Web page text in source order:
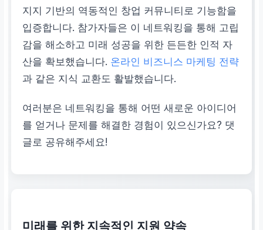
지지 기반의 역동적인 창업 커뮤니티로 기능함을
입증합니다. 참가자들은 이 네트워킹을 통해 고립
감을 해소하고 미래 성공을 위한 든든한 인적 자
산을 확보했습니다. 온라인 비즈니스 마케팅 전략
과 같은 지식 교환도 활발했습니다.
여러분은 네트워킹을 통해 어떤 새로운 아이디어
를 얻거나 문제를 해결한 경험이 있으신가요? 댓
글로 공유해주세요!
미래를 위한 지속적인 지원 약속